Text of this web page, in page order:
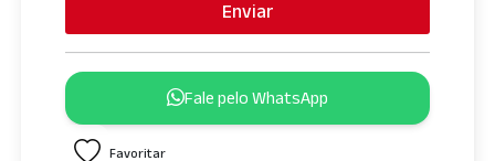
Enviar
Fale pelo WhatsApp
Favoritar